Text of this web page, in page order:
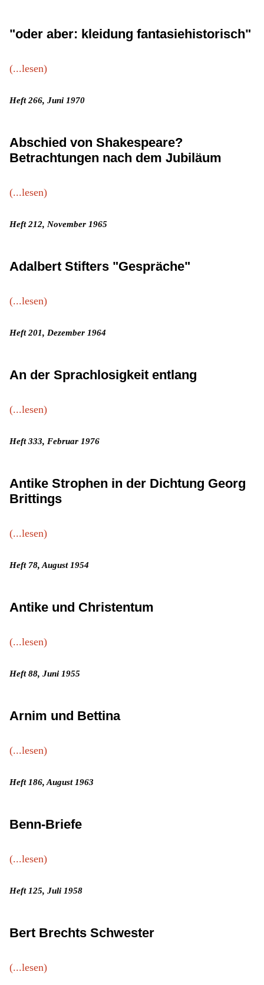
"oder aber: kleidung fantasiehistorisch"
(...lesen)
Heft 266, Juni 1970
Abschied von Shakespeare?
Betrachtungen nach dem Jubiläum
(...lesen)
Heft 212, November 1965
Adalbert Stifters "Gespräche"
(...lesen)
Heft 201, Dezember 1964
An der Sprachlosigkeit entlang
(...lesen)
Heft 333, Februar 1976
Antike Strophen in der Dichtung Georg
Brittings
(...lesen)
Heft 78, August 1954
Antike und Christentum
(...lesen)
Heft 88, Juni 1955
Arnim und Bettina
(...lesen)
Heft 186, August 1963
Benn-Briefe
(...lesen)
Heft 125, Juli 1958
Bert Brechts Schwester
(...lesen)